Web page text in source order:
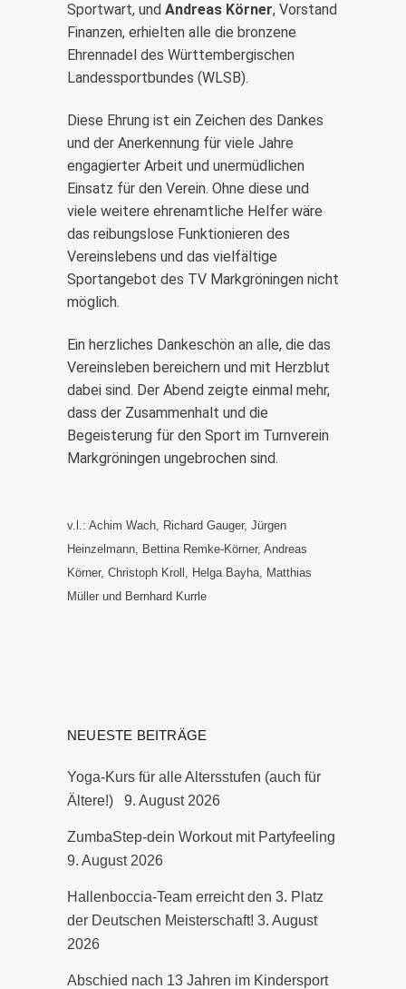
Sportwart, und Andreas Körner, Vorstand
Finanzen, erhielten alle die bronzene
Ehrennadel des Württembergischen
Landessportbundes (WLSB).
Diese Ehrung ist ein Zeichen des Dankes
und der Anerkennung für viele Jahre
engagierter Arbeit und unermüdlichen
Einsatz für den Verein. Ohne diese und
viele weitere ehrenamtliche Helfer wäre
das reibungslose Funktionieren des
Vereinslebens und das vielfältige
Sportangebot des TV Markgröningen nicht
möglich.
Ein herzliches Dankeschön an alle, die das
Vereinsleben bereichern und mit Herzblut
dabei sind. Der Abend zeigte einmal mehr,
dass der Zusammenhalt und die
Begeisterung für den Sport im Turnverein
Markgröningen ungebrochen sind.
v.l.: Achim Wach, Richard Gauger, Jürgen
Heinzelmann, Bettina Remke-Körner, Andreas
Körner, Christoph Kroll, Helga Bayha, Matthias
Müller und Bernhard Kurrle
NEUESTE BEITRÄGE
Yoga-Kurs für alle Altersstufen (auch für
Ältere!)
9. August 2026
ZumbaStep-dein Workout mit Partyfeeling
9. August 2026
Hallenboccia-Team erreicht den 3. Platz
der Deutschen Meisterschaft! 3. August
2026
Abschied nach 13 Jahren im Kindersport